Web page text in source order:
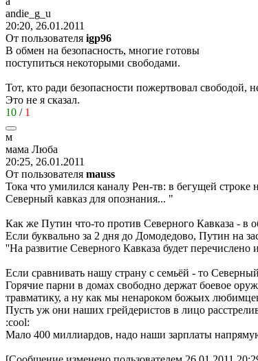
andie_g_u
20:20, 26.01.2011
От пользователя igp96
В обмен на безопасность, многие готовы
поступиться некоторыми свободами.
Тот, кто ради безопасности пожертвовал свободой,
Это не я сказал.
10 / 1
м
мама Люба
20:25, 26.01.2011
От пользователя mauss
Тока что умилился каналу Рен-тв: в бегущей строке
Северный кавказ для опознания... "
Как же Путин что-то против Северного Кавказа - в
Если буквально за 2 дня до Домодедово, Путин на
''На развитие Северного Кавказа будет
Если сравнивать нашу страну с семьёй - то
Горячие парни в домах свободно держат боевое
травматику, а ну как мы ненароком божьих
Пусть уж они наших грейдеристов в лицо
:cool:
Мало 400 миллиардов, надо наши зарплаты